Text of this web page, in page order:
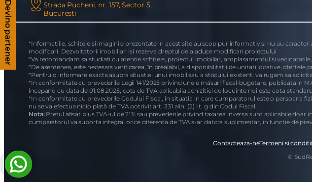
Strada Pucheni, nr. 157, Sector 5,
Bucuresti
*Informatiile, schitele si imaginile prezentate in acest site au scop pur informativ si nu au
modificari. Dezvoltatorii imobiliari isi rezerva dreptul de a aduce modificari proiectului
*Va recomandam sa studiati cu atentie schitele, proiectul imobiliar, amplasamentul si
*De asemenea, este necesara verificarea, în prealabil, a disponibilitatii de unitati locative,
*Pentru o informare exacta asupra situatiei unui imobil sau a stocului existent, va rugam sa
*In conformitate cu prevederile Legii 141/2025 privind unele măsuri fiscal-bugetare, publicata in
incepand cu data de 01.08.2025, cota de TVA aplicabila achizitiei de locuinte noi este cota
*In conformitate cu prevederile Codului Fiscal, in situatia in care cumparatorul este o persoana
nu se va efectua nicio plată de TVA potrivit art. 331 alin. (2) lit. g din Codul Fiscal.
Nota:Pretul afisat plus TVA-ul de 21% sau prevederile privind taxarea inversa sunt aplicabile
cumparatorul va suporta integral orice diferenta de TVA s-ar datora suplimentar, in functie de
Contacteaza-neTermeni si conditii
©
Devino partener